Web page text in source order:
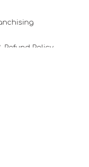
Refund Policy